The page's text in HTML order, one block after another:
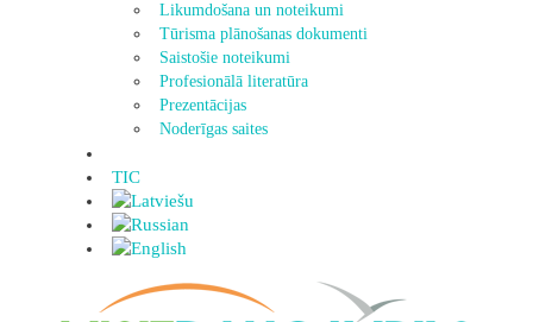
Likumdošana un noteikumi
Tūrisma plānošanas dokumenti
Saistošie noteikumi
Profesionālā literatūra
Prezentācijas
Noderīgas saites
TIC